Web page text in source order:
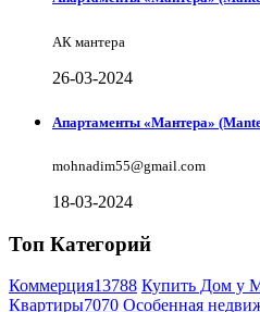
АК мантера
26-03-2024
Апартаменты «Мантера»
mohnadim55@gmail.com
18-03-2024
Топ Категорий
Коммерция13788 Купить Дом у
Квартиры7070 Особенная